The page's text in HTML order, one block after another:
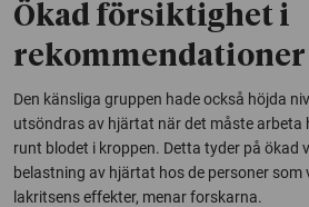
Ökad försiktighet i
rekommendationer
Den känsliga gruppen hade också höjda
utsöndras av hjärtat när det måste arbeta
runt blodet i kroppen. Detta tyder på ökad
belastning av hjärtat hos de personer
lakritsens effekter, menar forskarna.